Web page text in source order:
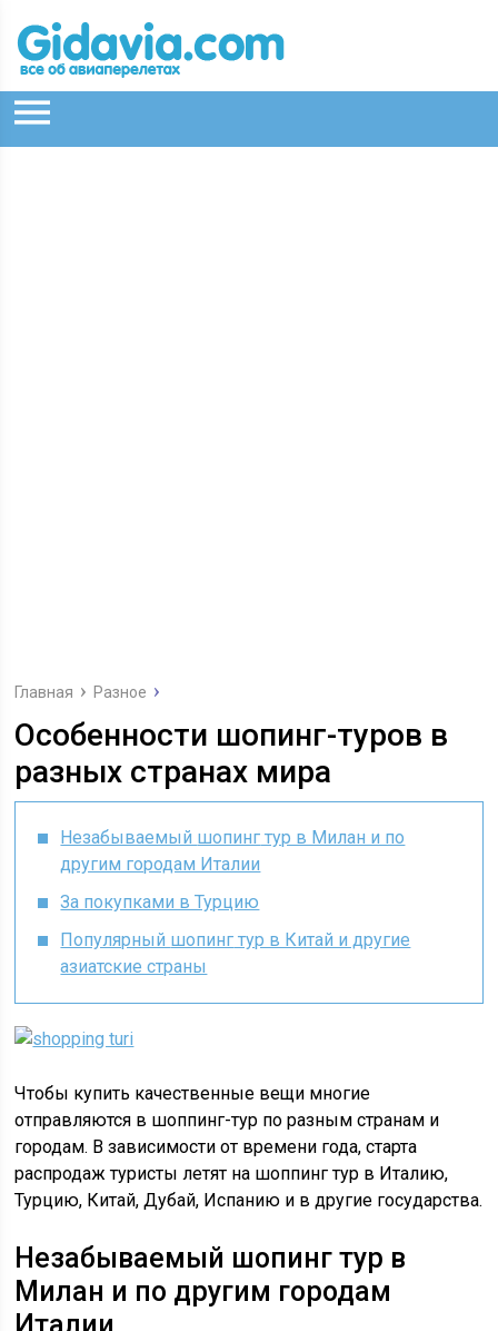
Главная Разное
Особенности шопинг-туров в
разных странах мира
Незабываемый шопинг тур в Милан и по
другим городам Италии
За покупками в Турцию
Популярный шопинг тур в Китай и другие
азиатские страны
Чтобы купить качественные вещи многие
отправляются в шоппинг-тур по разным странам и
городам. В зависимости от времени года, старта
распродаж туристы летят на шоппингтур в Италию,
Турцию, Китай, Дубай, Испанию и в другие государства.
Незабываемый шопинг тур в
Милан и по другим городам